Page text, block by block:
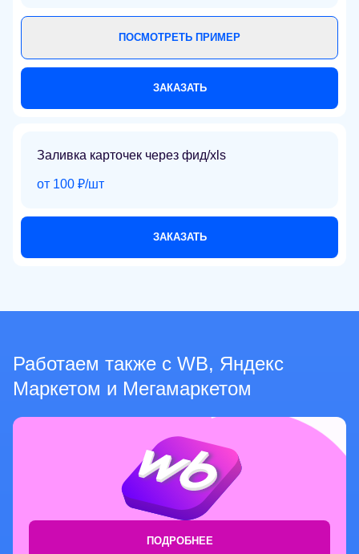
ПОСМОТРЕТЬ ПРИМЕР
ЗАКАЗАТЬ
Заливка карточек через фид/xls
от 100 ₽/шт
ЗАКАЗАТЬ
Работаем также с WB, Яндекс
Маркетом и Мегамаркетом
ПОДРОБНЕЕ